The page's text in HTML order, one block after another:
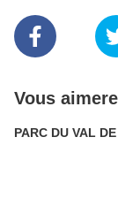
Vous
PARC DU VAL